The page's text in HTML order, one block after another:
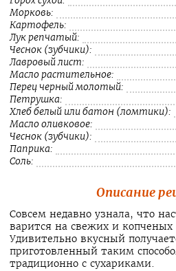
Морковь:
Картофель:
Лук репчатый:
Чеснок (зубчики):
Лавровый лист:
Масло растительное:
Перец черный молотый:
Петрушка:
Хлеб белый или батон (ломтики):
Масло оливковое:
Чеснок (зубчики):
Паприка:
Соль:
Описание
Совсем недавно узнала, что
варится на свежих и
Удивительно вкусный
приготовленный таким
традиционно с сухариками.